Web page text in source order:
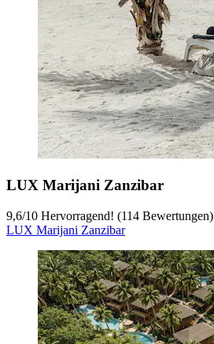
LUX Marijani Zanzibar
9,6/10 Hervorragend! (114 Bewertungen)
LUX Marijani Zanzibar